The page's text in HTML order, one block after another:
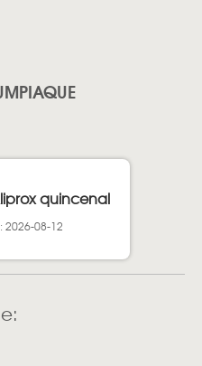
quincenal
2026-08-12